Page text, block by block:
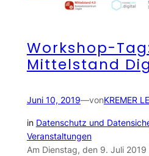
Workshop-
Mittelstand
Juni 10, 2019—vonKREMER
in Datenschutz und
Veranstaltungen
Am Dienstag, den 9. Juli